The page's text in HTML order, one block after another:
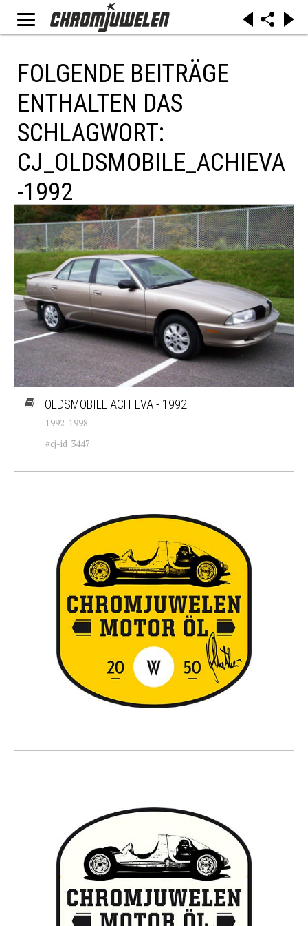
FOLGENDE BEITRÄGE
ENTHALTEN DAS
SCHLAGWORT:
CJ_OLDSMOBILE_ACHIEVA
-1992
OLDSMOBILE ACHIEVA - 1992
1992-1998
#cj-id_3447